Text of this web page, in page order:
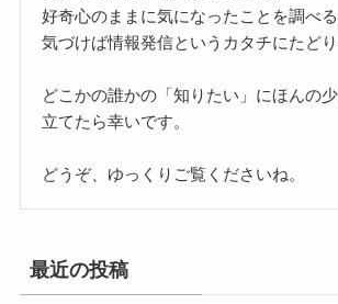
好奇心のままに気になったことを調べる
気づけば情報発信というカタチにたどり
どこかの誰かの「知りたい」にほんの
立てたら幸いです。
どうぞ、ゆっくりご覧くださいね。
最近の投稿